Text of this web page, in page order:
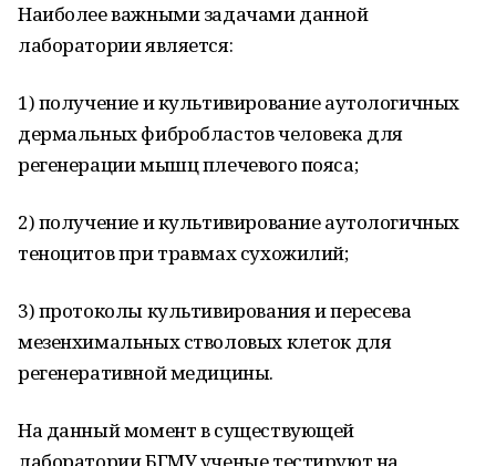
Наиболее важными задачами данной
лаборатории является:
1) получение и культивирование аутологичных
дермальных фибробластов человека для
регенерации мышц плечевого пояса;
2) получение и культивирование аутологичных
теноцитов при травмах сухожилий;
3) протоколы культивирования и пересева
мезенхимальных стволовых клеток для
регенеративной медицины.
На данный момент в существующей